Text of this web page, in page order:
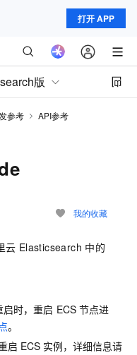
打开 APP
版
参考
API参考
我的收藏
云 Elasticsearch 中的
时，重启 ECS 节点进
。
启 ECS 实例，详细信息请